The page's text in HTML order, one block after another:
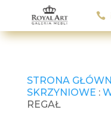

STRONA
SKRZYNIOWE :
REGAŁ